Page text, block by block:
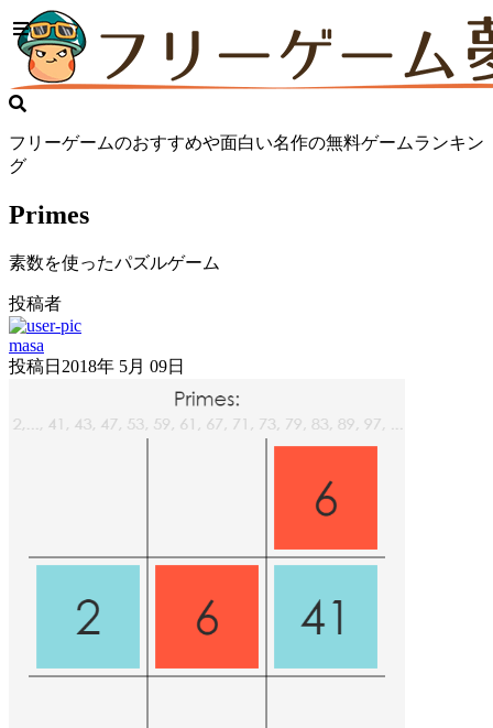
フリーゲームのおすすめや面白い名作の無料ゲームランキン
グ
Primes
素数を使ったパズルゲーム
投稿者
masa
投稿日 2018年 5月 09日